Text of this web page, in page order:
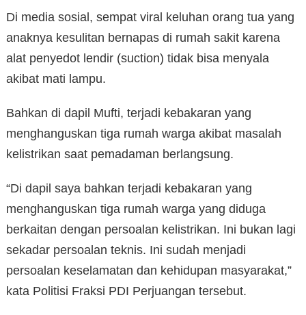
Di media sosial, sempat viral keluhan orang tua yang
anaknya kesulitan bernapas di rumah sakit karena
alat penyedot lendir (suction) tidak bisa menyala
akibat mati lampu.
Bahkan di dapil Mufti, terjadi kebakaran yang
menghanguskan tiga rumah warga akibat masalah
kelistrikan saat pemadaman berlangsung.
“Di dapil saya bahkan terjadi kebakaran yang
menghanguskan tiga rumah warga yang diduga
berkaitan dengan persoalan kelistrikan. Ini bukan lagi
sekadar persoalan teknis. Ini sudah menjadi
persoalan keselamatan dan kehidupan masyarakat,”
kata Politisi Fraksi PDI Perjuangan tersebut.